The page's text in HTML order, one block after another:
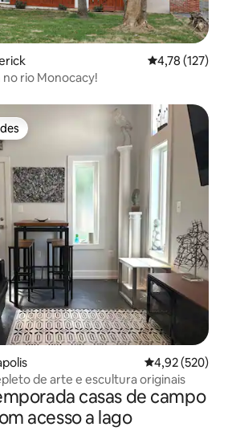
4,78 de uma
4,78 (127)
rio Monocacy!
4,92 de uma
4,92 (520)
de arte e escultura originais
casas de campo
acesso a lago